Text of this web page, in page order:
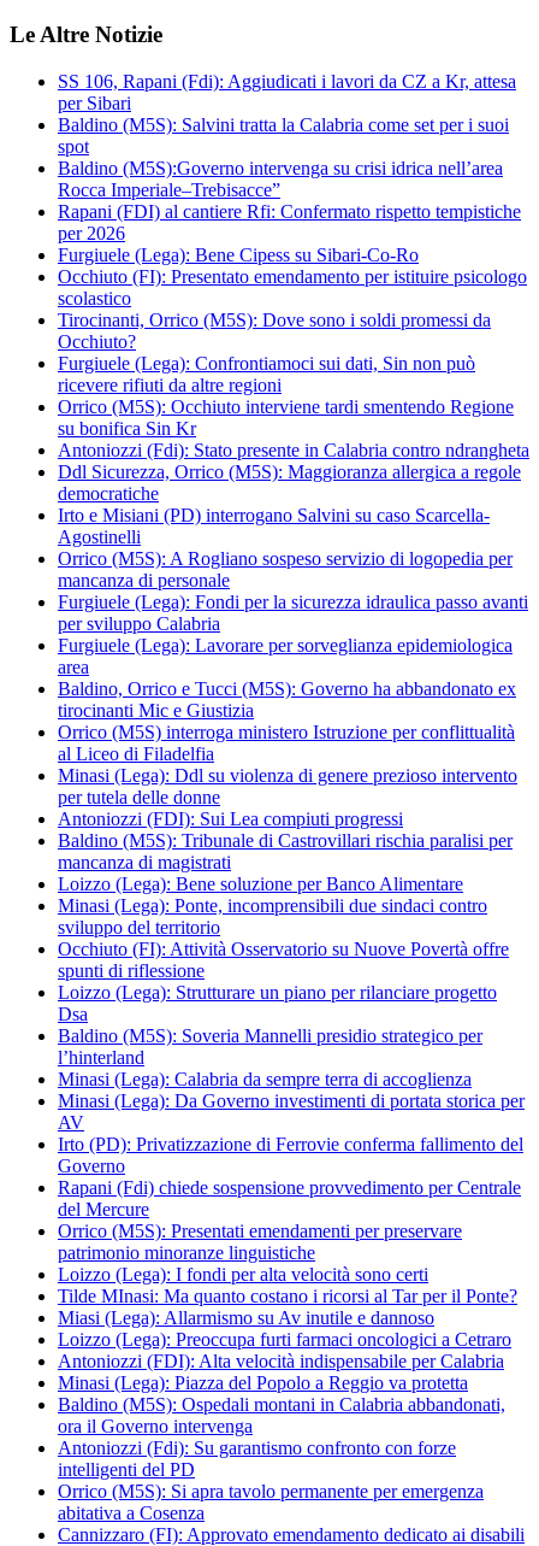
Le Altre Notizie
SS 106, Rapani (Fdi): Aggiudicati i lavori da CZ a Kr, attesa
per Sibari
Baldino (M5S): Salvini tratta la Calabria come set per i suoi
spot
Baldino (M5S):Governo intervenga su crisi idrica nell’area
Rocca Imperiale–Trebisacce”
Rapani (FDI) al cantiere Rfi: Confermato rispetto tempistiche
per 2026
Furgiuele (Lega): Bene Cipess su Sibari-Co-Ro
Occhiuto (FI): Presentato emendamento per istituire psicologo
scolastico
Tirocinanti, Orrico (M5S): Dove sono i soldi promessi da
Occhiuto?
Furgiuele (Lega): Confrontiamoci sui dati, Sin non può
ricevere rifiuti da altre regioni
Orrico (M5S): Occhiuto interviene tardi smentendo Regione
su bonifica Sin Kr
Antoniozzi (Fdi): Stato presente in Calabria contro ndrangheta
Ddl Sicurezza, Orrico (M5S): Maggioranza allergica a regole
democratiche
Irto e Misiani (PD) interrogano Salvini su caso Scarcella-
Agostinelli
Orrico (M5S): A Rogliano sospeso servizio di logopedia per
mancanza di personale
Furgiuele (Lega): Fondi per la sicurezza idraulica passo avanti
per sviluppo Calabria
Furgiuele (Lega): Lavorare per sorveglianza epidemiologica
area
Baldino, Orrico e Tucci (M5S): Governo ha abbandonato ex
tirocinanti Mic e Giustizia
Orrico (M5S) interroga ministero Istruzione per conflittualità
al Liceo di Filadelfia
Minasi (Lega): Ddl su violenza di genere prezioso intervento
per tutela delle donne
Antoniozzi (FDI): Sui Lea compiuti progressi
Baldino (M5S): Tribunale di Castrovillari rischia paralisi per
mancanza di magistrati
Loizzo (Lega): Bene soluzione per Banco Alimentare
Minasi (Lega): Ponte, incomprensibili due sindaci contro
sviluppo del territorio
Occhiuto (FI): Attività Osservatorio su Nuove Povertà offre
spunti di riflessione
Loizzo (Lega): Strutturare un piano per rilanciare progetto
Dsa
Baldino (M5S): Soveria Mannelli presidio strategico per
l’hinterland
Minasi (Lega): Calabria da sempre terra di accoglienza
Minasi (Lega): Da Governo investimenti di portata storica per
AV
Irto (PD): Privatizzazione di Ferrovie conferma fallimento del
Governo
Rapani (Fdi) chiede sospensione provvedimento per Centrale
del Mercure
Orrico (M5S): Presentati emendamenti per preservare
patrimonio minoranze linguistiche
Loizzo (Lega): I fondi per alta velocità sono certi
Tilde MInasi: Ma quanto costano i ricorsi al Tar per il Ponte?
Miasi (Lega): Allarmismo su Av inutile e dannoso
Loizzo (Lega): Preoccupa furti farmaci oncologici a Cetraro
Antoniozzi (FDI): Alta velocità indispensabile per Calabria
Minasi (Lega): Piazza del Popolo a Reggio va protetta
Baldino (M5S): Ospedali montani in Calabria abbandonati,
ora il Governo intervenga
Antoniozzi (Fdi): Su garantismo confronto con forze
intelligenti del PD
Orrico (M5S): Si apra tavolo permanente per emergenza
abitativa a Cosenza
Cannizzaro (FI): Approvato emendamento dedicato ai disabili